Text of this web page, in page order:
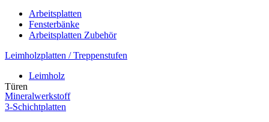
Arbeitsplatten
Fensterbänke
Arbeitsplatten Zubehör
Leimholzplatten / Treppenstufen
Leimholz
Mineralwerkstoff
3-Schichtplatten
Türen